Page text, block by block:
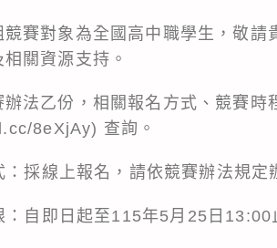
競賽對象為全國高中職學生，敬
關資源支持。
辦法乙份，相關報名方式、競賽
8eXjAy) 查詢。
採線上報名，請依競賽辦法規定
：自即日起至115年5月25日13:00